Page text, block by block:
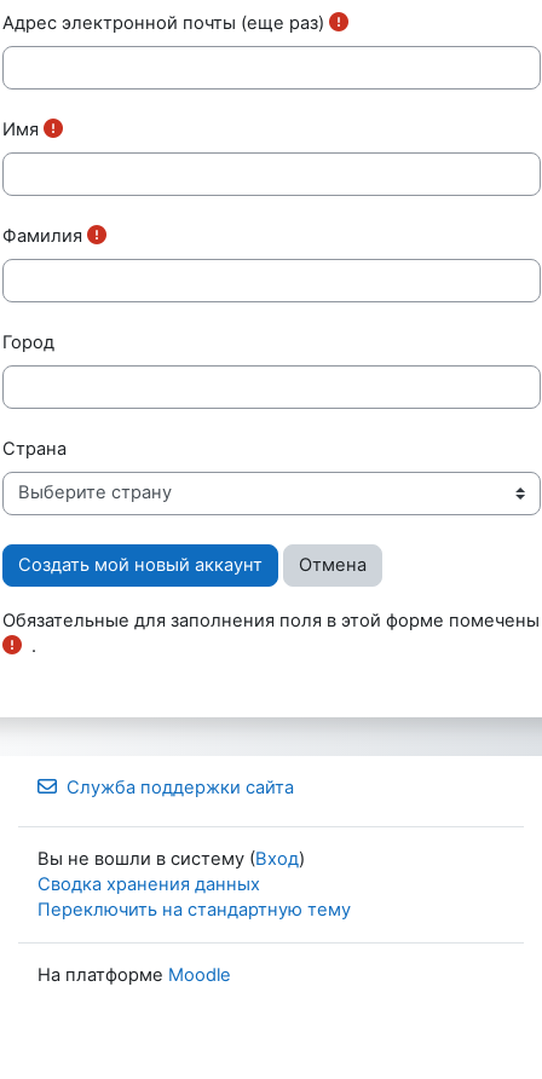
Адрес электронной почты (еще раз)
Имя
Фамилия
Город
Страна
Форма действий
Обязательные для заполнения поля в этой форме помечены
.
Служба поддержки сайта
Вы не вошли в систему (Вход)
Сводка хранения данных
Переключить на стандартную тему
На платформе Moodle